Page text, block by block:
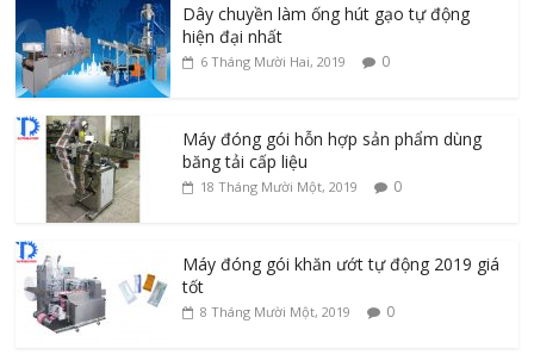
Dây chuyền làm ống hút gạo tự động
hiện đại nhất
6 Tháng Mười Hai, 2019 0
Máy đóng gói hỗn hợp sản phẩm dùng
băng tải cấp liệu
18 Tháng Mười Một, 2019 0
Máy đóng gói khăn ướt tự động 2019 giá
tốt
8 Tháng Mười Một, 2019 0